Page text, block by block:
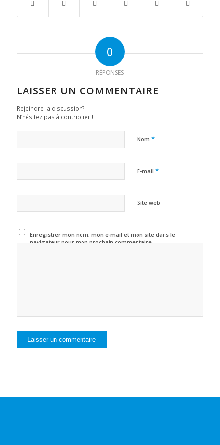
0
RÉPONSES
LAISSER UN COMMENTAIRE
Rejoindre la discussion?
N’hésitez pas à contribuer !
Nom *
E-mail *
Site web
Enregistrer mon nom, mon e-mail et mon site dans le
navigateur pour mon prochain commentaire.